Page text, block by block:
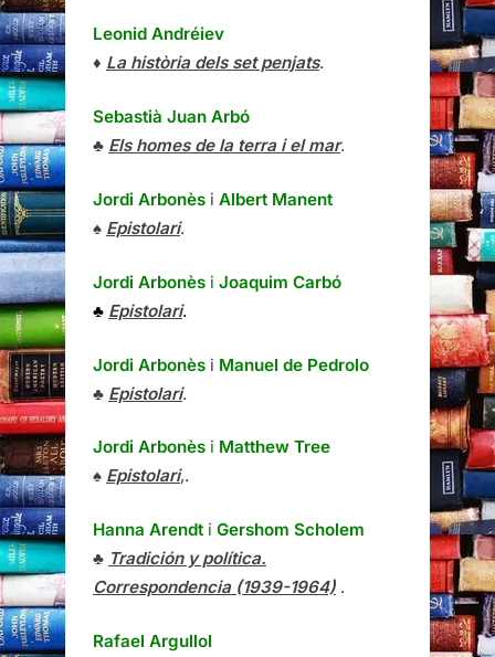
Leonid Andréiev
♦ La història dels set penjats.
Sebastià Juan Arbó
♣ Els homes de la terra i el mar.
Jordi Arbonès i Albert Manent
♠ Epistolari.
Jordi Arbonès i Joaquim Carbó
♣ Epistolari.
Jordi Arbonès i Manuel de Pedrolo
♣ Epistolari.
Jordi Arbonès i Matthew Tree
♠ Epistolari,.
Hanna Arendt i Gershom Scholem
♣ Tradición y política.
Correspondencia (1939-1964) .
Rafael Argullol